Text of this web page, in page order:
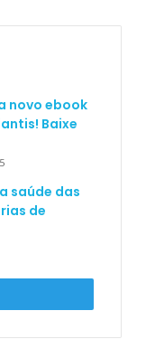
novo ebook
Baixe
saúde das
de